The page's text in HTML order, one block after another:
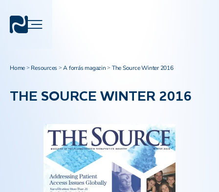
Home > Resources >A forrás magazin > The Source Winter 2016
THE SOURCE WINTER 2016